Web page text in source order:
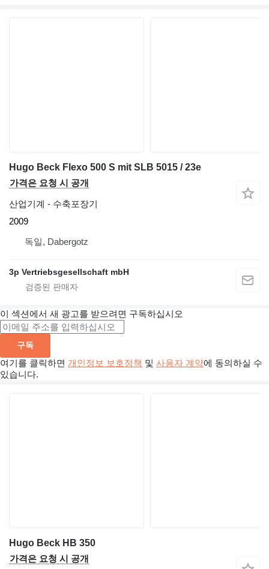
Hugo Beck Flexo 500 S mit SLB 5015 / 23e
가격은 요청 시 공개
산업기계 - 수축포장기
2009
독일, Dabergotz
3p Vertriebsgesellschaft mbH
이 섹션에서 새 광고를 받으려면 구독하십시오
구독
여기를 클릭하면 개인정보 보호정책 및 사용자 계약에 동의하실 수
있습니다.
Hugo Beck HB 350
가격은 요청 시 공개